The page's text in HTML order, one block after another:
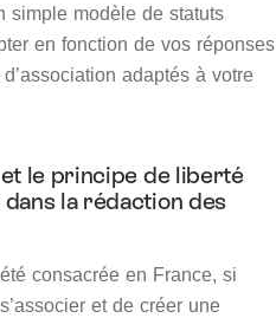
simple modèle de statuts
en fonction de vos réponses
adaptés à votre
et le principe de liberté
la rédaction des
consacrée en France, si
et de créer une